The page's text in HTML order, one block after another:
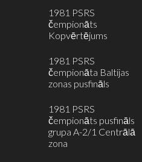
1981 PSRS
čempionāts
Kopvērtējums
1981 PSRS
čempionāta Baltijas
zonas pusfināls
1981 PSRS
čempionāts pusfināls
grupa A-2/1 Centrālā
zona